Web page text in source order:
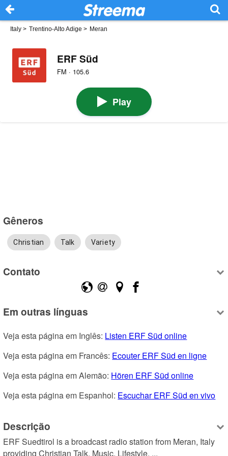
Italy > Trentino-Alto Adige > Meran
ERF Süd
FM · 105.6
Play
Gêneros
Christian Talk Variety
Contato
Em outras línguas
Veja esta página em Inglês: Listen ERF Süd online
Veja esta página em Francês: Ecouter ERF Süd en ligne
Veja esta página em Alemão: Hören ERF Süd online
Veja esta página em Espanhol: Escuchar ERF Süd en vivo
Descrição
ERF Suedtirol is a broadcast radio station from Meran, Italy
providing Christian Talk, Music, Lifestyle, ...